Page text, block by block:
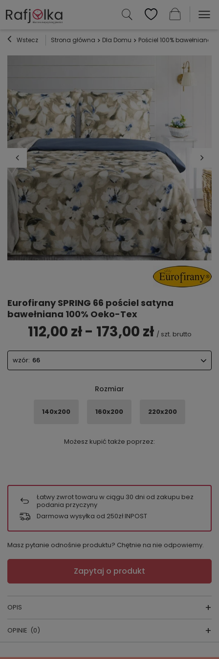
Wstecz Strona główna Dla Domu Pościel 100% bawełniana
Eurofirany SPRING 66 pościel satyna
bawełniana 100% Oeko-Tex
112,00 zł - 173,00 zł / szt. brutto
wzór: 66
Rozmiar
140x200 160x200 220x200
Możesz kupić także poprzez:
Łatwy zwrot towaru w ciągu 30 dni od zakupu bez
podania przyczyny
Darmowa wysyłka od 250zł INPOST
Masz pytanie odnośnie produktu? Chętnie na nie odpowiemy.
Zapytaj o produkt
OPIS
Jeśli szukasz pościeli z satyny bawełnianej
OPINIE (0)